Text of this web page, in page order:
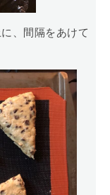
、間隔をあけて